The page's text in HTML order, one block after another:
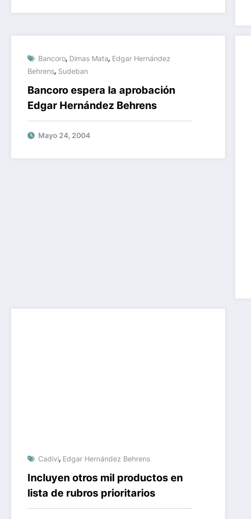
Bancoro, Dimas Mata, Edgar Hernández
Behrens, Sudeban
Bancoro espera la aprobación
Edgar Hernández Behrens
Mayo 24, 2004
Cadivi, Edgar Hernández Behrens
Incluyen otros mil productos en
lista de rubros prioritarios